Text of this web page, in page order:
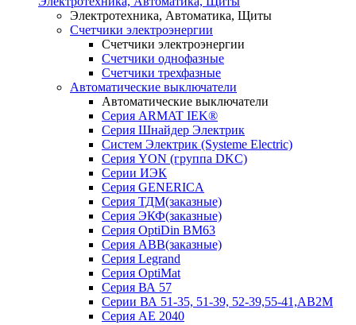
Электротехника, Автоматика, Щиты
Счетчики электроэнергии
Счетчики электроэнергии
Счетчики однофазные
Счетчики трехфазные
Автоматические выключатели
Автоматические выключатели
Серия ARMAT IEK®
Серия Шнайдер Электрик
Систем Электрик (Systeme Electric)
Серия YON (группа DKC)
Серии ИЭК
Серия GENERICA
Серия ТДМ(заказные)
Серия ЭКФ(заказные)
Серия OptiDin BM63
Серия АВВ(заказные)
Серия Legrand
Серия OptiMat
Серия ВА 57
Серии ВА 51-35, 51-39, 52-39,55-41,АВ2М
Серия АЕ 2040